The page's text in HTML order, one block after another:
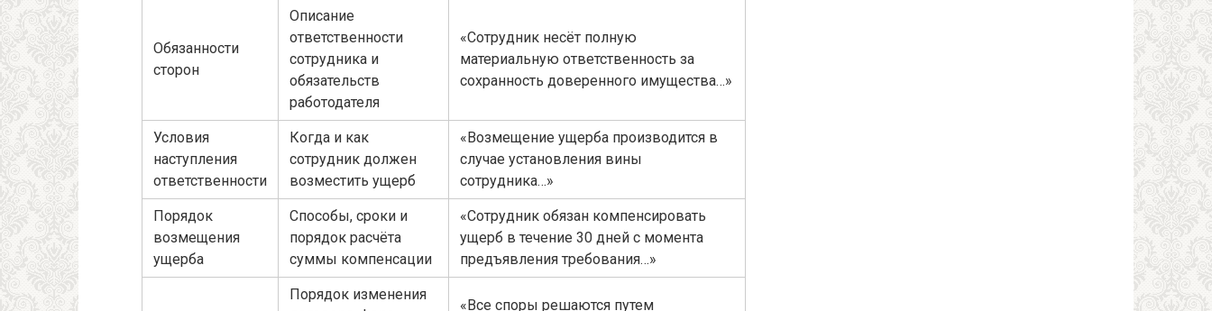
Обязанности
сторон
Описание
ответственности
сотрудника и
обязательств
работодателя
«Сотрудник несёт полную
материальную ответственность за
сохранность доверенного имущества…»
Условия
наступления
ответственности
Когда и как
сотрудник должен
возместить ущерб
«Возмещение ущерба производится в
случае установления вины
сотрудника…»
Порядок
возмещения
ущерба
Способы, сроки и
порядок расчёта
суммы компенсации
«Сотрудник обязан компенсировать
ущерб в течение 30 дней с момента
предъявления требования…»
Порядок изменения
«Все споры решаются путем